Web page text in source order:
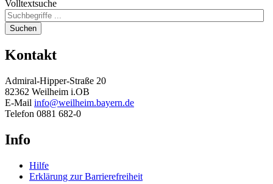
Volltextsuche
Suchen
Kontakt
Admiral-Hipper-Straße 20
82362 Weilheim i.OB
E-Mail info@weilheim.bayern.de
Telefon 0881 682-0
Info
Hilfe
Erklärung zur Barrierefreiheit